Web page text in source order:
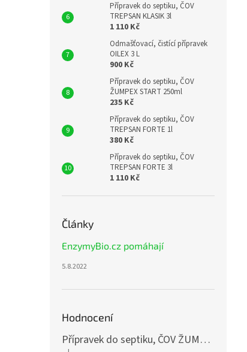
Přípravek do septiku, ČOV
TREPSAN KLASIK 3l
1 110 Kč
Odmašťovací, čistící přípravek
OILEX 3 L
900 Kč
Přípravek do septiku, ČOV
ŽUMPEX START 250ml
235 Kč
Přípravek do septiku, ČOV
TREPSAN FORTE 1l
380 Kč
Přípravek do septiku, ČOV
TREPSAN FORTE 3l
1 110 Kč
Články
EnzymyBio.cz pomáhají
5.8.2022
Hodnocení
Přípravek do septiku, ČOV ŽUMPEX START 3x250ml